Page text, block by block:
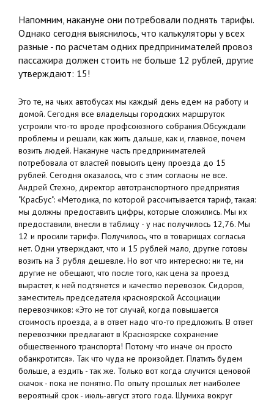
Напомним, накануне они потребовали поднять тарифы.
Однако сегодня выяснилось, что калькуляторы у всех
разные - по расчетам одних предпринимателей провоз
пассажира должен стоить не больше 12 рублей, другие
утверждают: 15!
Это те, на чьих автобусах мы каждый день едем на работу и
домой. Сегодня все владельцы городских маршруток
устроили что-то вроде профсоюзного собрания.Обсуждали
проблемы и решали, как жить дальше, как и, главное, почем
возить людей. Накануне часть предпринимателей
потребовала от властей повысить цену проезда до 15
рублей. Сегодня оказалось, что с этим согласны не все.
Андрей Стехно, директор автотранспортного предприятия
"КрасБус": «Методика, по которой рассчитывается тариф, такая:
мы должны предоставить цифры, которые сложились. Мы их
предоставили, внесли в таблицу - у нас получилось 12,76. Мы
12 и просили тариф». Получилось, что в товарищах согласья
нет. Одни утверждают, что и 15 рублей мало, другие готовы
возить на 3 рубля дешевле. Но вот что интересно: ни те, ни
другие не обещают, что после того, как цена за проезд
вырастет, к ней подтянется и качество перевозок. Сидоров,
заместитель председателя красноярской Ассоциации
перевозчиков: «Это не тот случай, когда повышается
стоимость проезда, а в ответ надо что-то предложить. В ответ
перевозчики предлагают в Красноярске сохранение
общественного транспорта! Потому что иначе он просто
обанкротится». Так что чуда не произойдет. Платить будем
больше, а ездить - так же. Только вот когда случится ценовой
скачок - пока не понятно. По опыту прошлых лет наиболее
вероятный срок - июль-август этого года. Шумиха вокруг